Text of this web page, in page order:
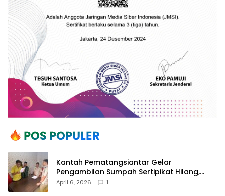
Kantah Pematangsiantar Gelar
Pengambilan Sumpah Sertipikat Hilang,
Perkuat Kepastian Hukum Pertanahan
April 6, 2026 1